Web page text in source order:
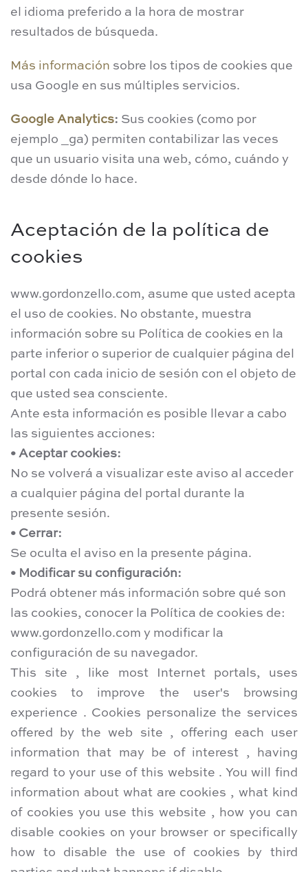
el idioma preferido a la hora de mostrar
resultados de búsqueda.
Más información sobre los tipos de cookies que
usa Google en sus múltiples servicios.
Google Analytics: Sus cookies (como por
ejemplo _ga) permiten contabilizar las veces
que un usuario visita una web, cómo, cuándo y
desde dónde lo hace.
Aceptación de la política de
cookies
www.gordonzello.com, asume que usted acepta
el uso de cookies. No obstante, muestra
información sobre su Política de cookies en la
parte inferior o superior de cualquier página del
portal con cada inicio de sesión con el objeto de
que usted sea consciente.
Ante esta información es posible llevar a cabo
las siguientes acciones:
• Aceptar cookies:
No se volverá a visualizar este aviso al acceder
a cualquier página del portal durante la
presente sesión.
• Cerrar:
Se oculta el aviso en la presente página.
• Modificar su configuración:
Podrá obtener más información sobre qué son
las cookies, conocer la Política de cookies de:
www.gordonzello.com y modificar la
configuración de su navegador.
This site , like most Internet portals, uses
cookies to improve the user's browsing
experience . Cookies personalize the services
offered by the web site , offering each user
information that may be of interest , having
regard to your use of this website . You will find
information about what are cookies , what kind
of cookies you use this website , how you can
disable cookies on your browser or specifically
how to disable the use of cookies by third